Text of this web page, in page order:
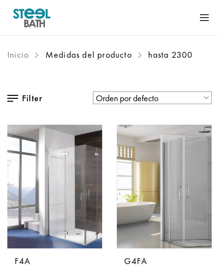
Inicio Medidas del producto hasta 2300
Filter
F4A G4FA